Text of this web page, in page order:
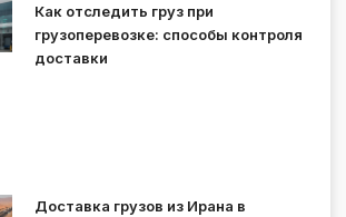
Как отследить груз при
грузоперевозке: способы контроля
доставки
Доставка грузов из Ирана в